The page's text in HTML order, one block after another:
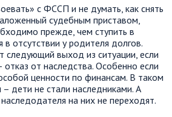
с ФССП и не думать, как снять
судебным приставом,
прежде, чем ступить в
в отсутствии у родителя долгов.
выход из ситуации, если
отказ от наследства. Особенно если
ценности по финансам. В таком
– дети не стали наследниками. А
на них не переходят.